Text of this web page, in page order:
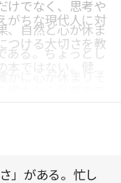
けでなく、思考や
、自然と心が休ま
ある。ちょっとし
がちな現代人に対
つける大切さを教
ではない。健や
」がある。忙し